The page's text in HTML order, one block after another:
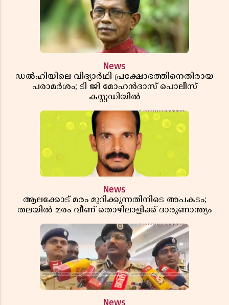
News
ഡൽഹിയിലെ വിദ്യാർഥി പ്രക്ഷോഭത്തിനെതിരായ
പരാമർശം; ടി ജി മോഹൻദാസ് പൊലീസ്
കസ്റ്റഡിയിൽ
News
ആലക്കോട് മരം മുറിക്കുന്നതിനിടെ അപകടം;
തലയിൽ മരം വീണ് തൊഴിലാളിക്ക് ദാരുണാന്ത്യം